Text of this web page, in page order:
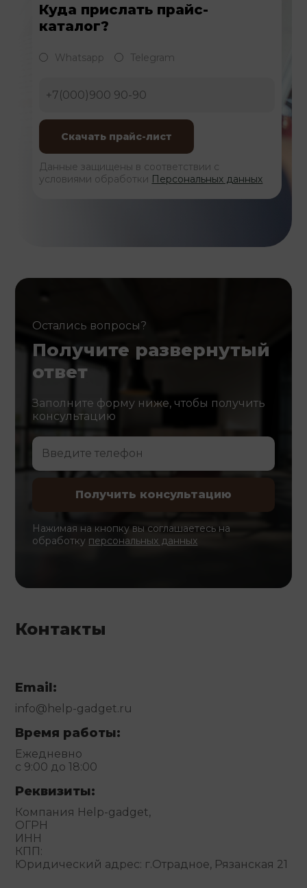
Куда прислать прайс-
каталог?
Whatsapp Telegram
Данные защищены в соответствии с
условиями обработки Персональных данных
Остались вопросы?
Получите развернутый
ответ
Заполните форму ниже, чтобы получить
консультацию
Нажимая на кнопку вы соглашаетесь на
обработку персональных данных
Контакты
Email:
info@help-gadget.ru
Время работы:
Ежедневно
с 9:00 до 18:00
Реквизиты:
Компания Help-gadget,
ОГРН
ИНН
КПП:
Юридический адрес: г.Отрадное, Рязанская 21